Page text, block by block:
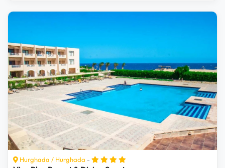
Hurghada / Hurghada -